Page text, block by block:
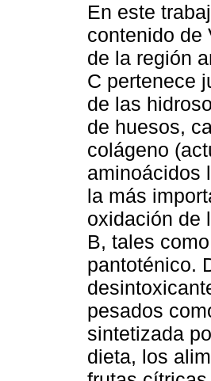
En este
contenido de
de la región
C pertenece
de las
de huesos,
colágeno
aminoácidos
la más
oxidación de
B, tales
pantoténico.
pesados
sintetizada
dieta, los